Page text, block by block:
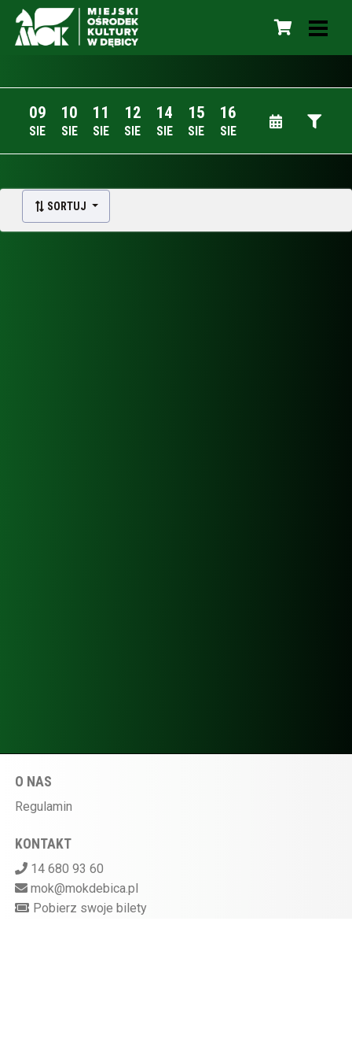
09
SIE
10
SIE
11
SIE
12
SIE
14
SIE
15
SIE
16
SIE
SORTUJ
O NAS
Regulamin
KONTAKT
14 680 93 60
mok@mokdebica.pl
Pobierz swoje bilety